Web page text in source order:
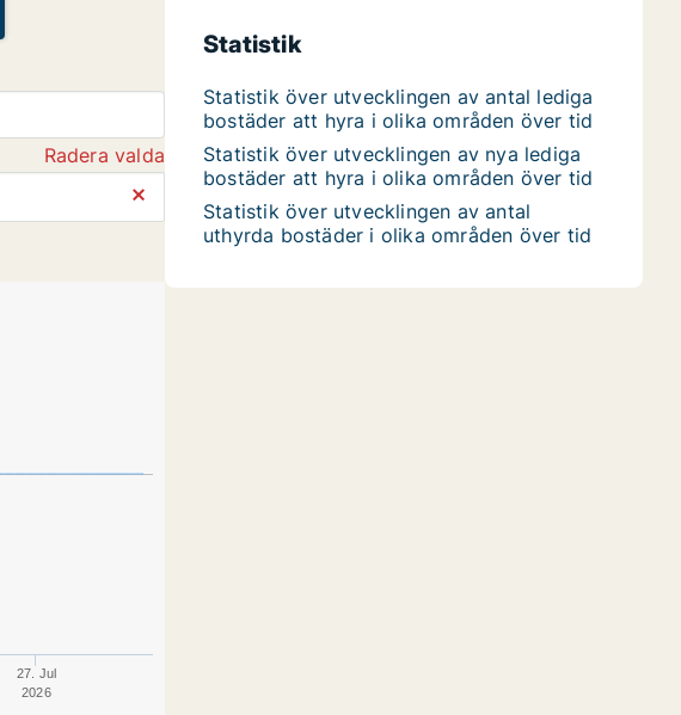
Radera valda
⨯
27. Jul
2026
Statistik
Statistik över utvecklingen av antal lediga
bostäder att hyra i olika områden över tid
Statistik över utvecklingen av nya lediga
bostäder att hyra i olika områden över tid
Statistik över utvecklingen av antal
uthyrda bostäder i olika områden över tid